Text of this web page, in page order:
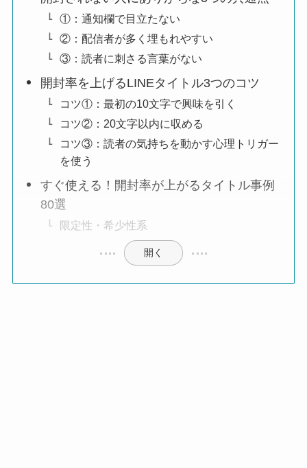
①：通知欄で目立たない
②：配信者が多く埋もれやすい
③：読者に刺さる言葉がない
開封率を上げるLINEタイトル3つのコツ
コツ①：最初の10文字で興味を引く
コツ②：20文字以内に収める
コツ③：読者の気持ちを動かす心理トリガー
を使う
すぐ使える！開封率が上がるタイトル事例
80選
限定性・希少性系
開く